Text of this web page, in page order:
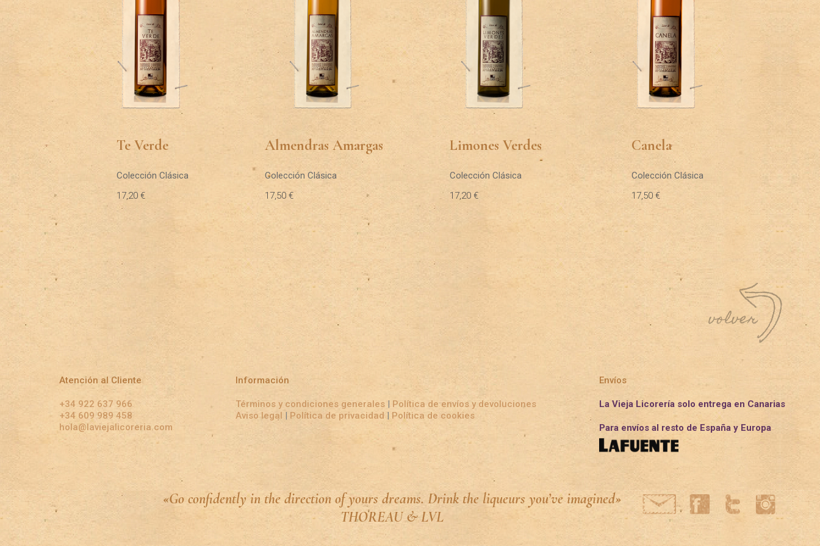
Te Verde
Colección Clásica
17,20€
Almendras Amargas
Colección Clásica
17,50€
Limones Verdes
Colección Clásica
17,20€
Canela
Colección Clásica
17,50 €
Atención al Cliente
+34 922 637 966
+34 609 989 458
hola@laviejalicoreria.com
Información
Términos y condiciones generales | Política de envíos y devoluciones
Aviso legal | Política de privacidad | Política de cookies
Envíos
La Vieja Licorería solo entrega en Canarias
Para envíos al resto de España y Europa
«Go confidently in the direction of yours dreams. Drink the liqueurs you’ve imagined»
THOREAU & LVL